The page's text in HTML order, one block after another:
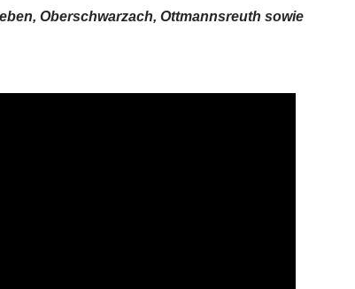
Oberschwarzach, Ottmannsreuth sowie